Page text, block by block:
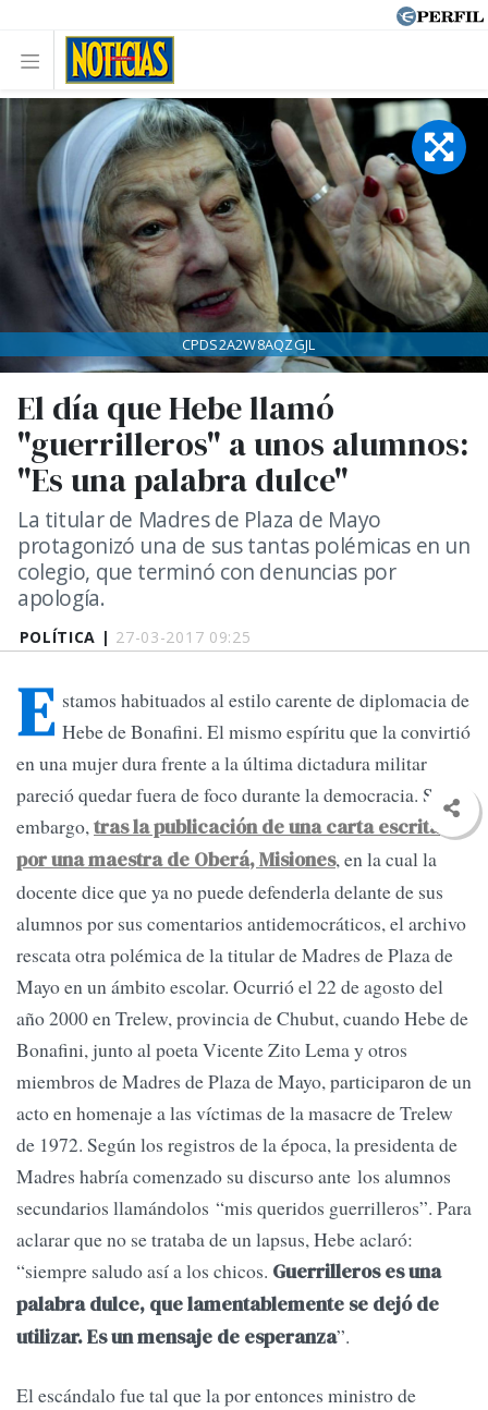
POLÍTICA | 27-03-2017 09:25
El día que Hebe llamó
"guerrilleros" a unos alumnos:
"Es una palabra dulce"
La titular de Madres de Plaza de Mayo
protagonizó una de sus tantas polémicas en un
colegio, que terminó con denuncias por
apología.
CPDS2A2W8AQZGJL
E stamos habituados al estilo carente de diplomacia de
Hebe de Bonafini. El mismo espíritu que la convirtió
en una mujer dura frente a la última dictadura militar
pareció quedar fuera de foco durante la democracia. Sin
embargo,tras la publicación de una carta escrita
por una maestra de Oberá, Misiones, en la cual la
docente dice que ya no puede defenderla delante de sus
alumnos por sus comentarios antidemocráticos, el archivo
rescata otra polémica de la titular de Madres de Plaza de
Mayo en un ámbito escolar. Ocurrió el 22 de agosto del
año 2000 en Trelew, provincia de Chubut, cuando Hebe de
Bonafini, junto al poeta Vicente Zito Lema y otros
miembros de Madres de Plaza de Mayo, participaron de un
acto en homenaje a las víctimas de la masacre de Trelew
de 1972. Según los registros de la época, la presidenta de
Madres habría comenzado su discurso ante los alumnos
secundarios llamándolos “mis queridos guerrilleros”. Para
aclarar que no se trataba de un lapsus, Hebe aclaró:
“siempre saludo así a los chicos. Guerrilleros es una
palabra dulce, que lamentablemente se dejó de
utilizar. Es un mensaje de esperanza”.
El escándalo fue tal que la por entonces ministro de